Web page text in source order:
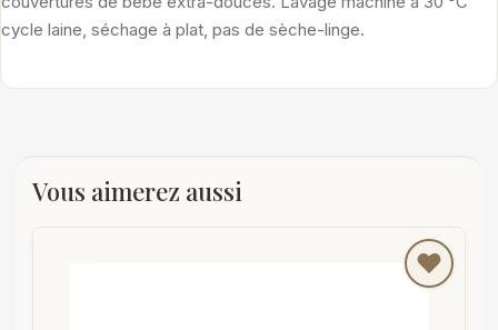
cycle laine, séchage à plat, pas de sèche-linge.
Vous aimerez aussi